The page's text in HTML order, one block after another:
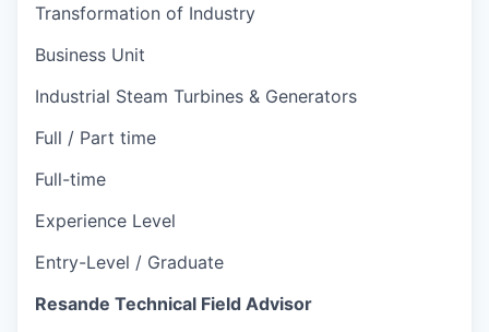
Transformation of Industry
Business Unit
Industrial Steam Turbines & Generators
Full / Part time
Full-time
Experience Level
Entry-Level / Graduate
Resande Technical Field Advisor